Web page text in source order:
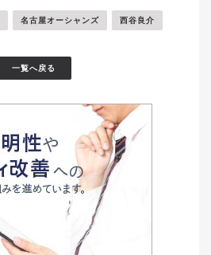
名古屋オーシャンズ 西谷良介
一覧へ戻る